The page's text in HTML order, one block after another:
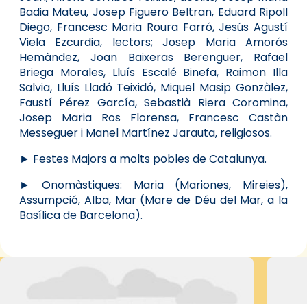
Badia Mateu, Josep Figuero Beltran, Eduard Ripoll
Diego, Francesc Maria Roura Farró, Jesús Agustí
Viela Ezcurdia, lectors; Josep Maria Amorós
Hemàndez, Joan Baixeras Berenguer, Rafael
Briega Morales, Lluís Escalé Binefa, Raimon Illa
Salvia, Lluís Lladó Teixidó, Miquel Masip Gonzàlez,
Faustí Pérez García, Sebastià Riera Coromina,
Josep Maria Ros Florensa, Francesc Castàn
Messeguer i Manel Martínez Jarauta, religiosos.
► Festes Majors a molts pobles de Catalunya.
► Onomàstiques: Maria (Mariones, Mireies),
Assumpció, Alba, Mar (Mare de Déu del Mar, a la
Basílica de Barcelona).